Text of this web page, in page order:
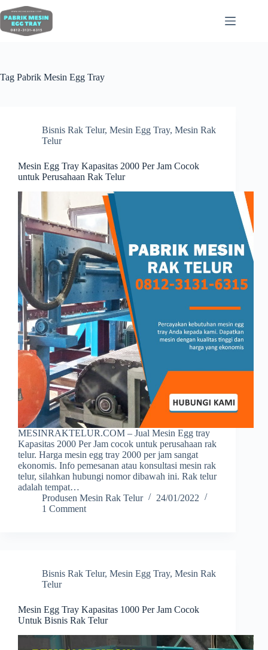
Tag Pabrik Mesin Egg Tray
Bisnis Rak Telur, Mesin Egg Tray, Mesin Rak
Telur
Mesin Egg Tray Kapasitas 2000 Per Jam Cocok
untuk Perusahaan Rak Telur
MESINRAKTELUR.COM – Jual Mesin Egg tray
Kapasitas 2000 Per Jam cocok untuk perusahaan rak
telur. Harga mesin egg tray 2000 per jam sangat
ekonomis. Info pemesanan atau konsultasi mesin rak
telur, silahkan hubungi nomor dibawah ini. Rak telur
adalah tempat…
Produsen Mesin Rak Telur
24/01/2022
1 Comment
Bisnis Rak Telur, Mesin Egg Tray, Mesin Rak
Telur
Mesin Egg Tray Kapasitas 1000 Per Jam Cocok
Untuk Bisnis Rak Telur